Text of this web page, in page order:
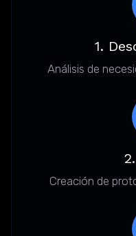
1.
Análisis de
Creación de